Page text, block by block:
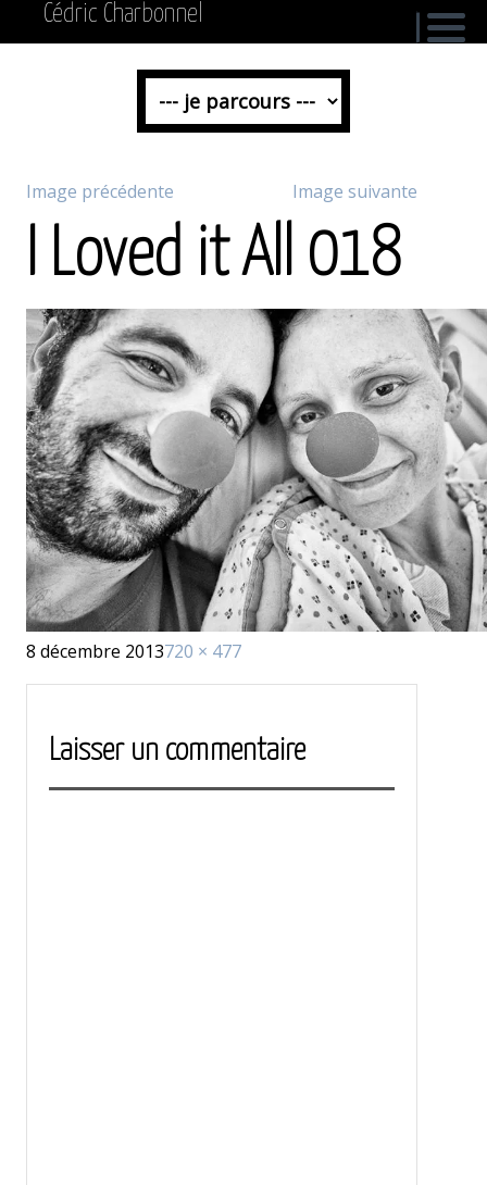
Cédric Charbonnel
Image précédente Image suivante
I Loved it All 018
Publié
8 décembre 2013Taille
720 × 477
Laisser un commentaire